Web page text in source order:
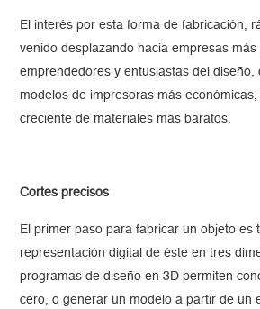
El interés por esta forma de fabricación,
venido desplazando hacia empresas más
emprendedores y entusiastas del diseño,
modelos de impresoras más
creciente de materiales más baratos.
Cortes precisos
El primer paso para fabricar un objeto es
representación digital de éste en tres
programas de diseño en 3D permiten
cero, o generar un modelo a partir de un